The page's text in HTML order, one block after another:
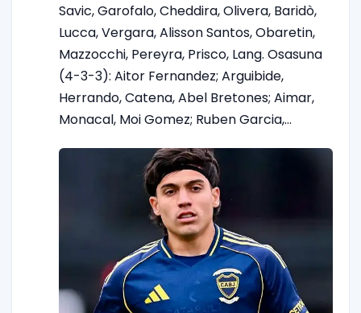
Savic, Garofalo, Cheddira, Olivera, Baridò,
Lucca, Vergara, Alisson Santos, Obaretin,
Mazzocchi, Pereyra, Prisco, Lang. Osasuna
(4-3-3): Aitor Fernandez; Arguibide,
Herrando, Catena, Abel Bretones; Aimar,
Monacal, Moi Gomez; Ruben Garcia,…